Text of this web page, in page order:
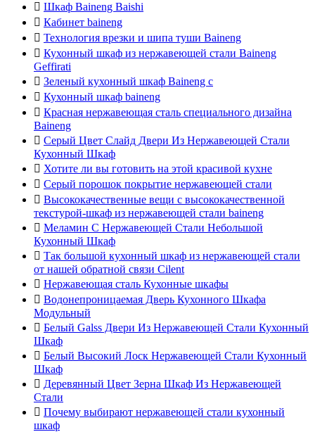
 Шкаф Baineng Baishi
 Кабинет baineng
 Технология врезки и шипа туши Baineng
 Кухонный шкаф из нержавеющей стали Baineng
Geffirati
 Зеленый кухонный шкаф Baineng с
 Кухонный шкаф baineng
 Красная нержавеющая сталь специального дизайна
Baineng
 Серый Цвет Слайд Двери Из Нержавеющей Стали
Кухонный Шкаф
 Хотите ли вы готовить на этой красивой кухне
 Серый порошок покрытие нержавеющей стали
 Высококачественные вещи с высококачественной
текстурой-шкаф из нержавеющей стали baineng
 Меламин С Нержавеющей Стали Небольшой
Кухонный Шкаф
 Так большой кухонный шкаф из нержавеющей стали
от нашей обратной связи Cilent
 Нержавеющая сталь Кухонные шкафы
 Водонепроницаемая Дверь Кухонного Шкафа
Модульный
 Белый Galss Двери Из Нержавеющей Стали Кухонный
Шкаф
 Белый Высокий Лоск Нержавеющей Стали Кухонный
Шкаф
 Деревянный Цвет Зерна Шкаф Из Нержавеющей
Стали
 Почему выбирают нержавеющей стали кухонный
шкаф